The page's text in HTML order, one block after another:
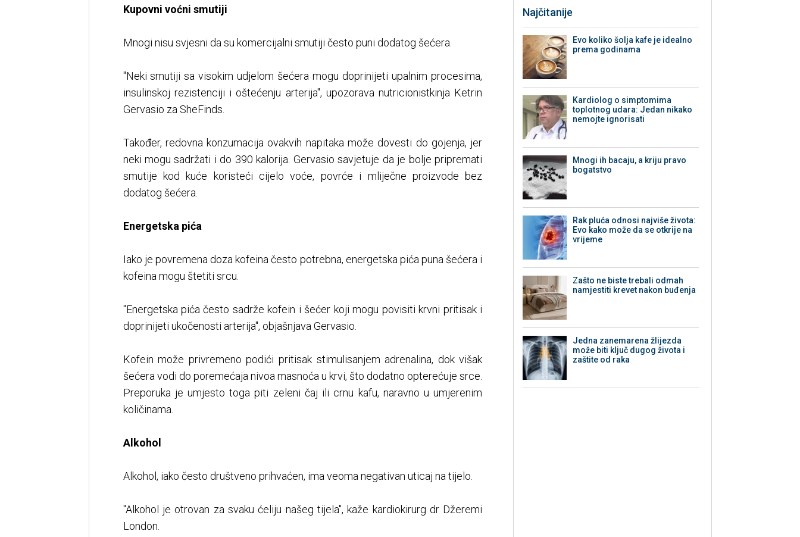
Kupovni voćni smutiji
Mnogi nisu svjesni da su komercijalni smutiji često puni dodatog šećera.
"Neki smutiji sa visokim udjelom šećera mogu doprinijeti upalnim procesima,
insulinskoj rezistenciji i oštećenju arterija", upozorava nutricionistkinja Ketrin
Gervasio za SheFinds.
Također, redovna konzumacija ovakvih napitaka može dovesti do gojenja, jer
neki mogu sadržati i do 390 kalorija. Gervasio savjetuje da je bolje pripremati
smutije kod kuće koristeći cijelo voće, povrće i mliječne proizvode bez
dodatog šećera.
Energetska pića
Iako je povremena doza kofeina često potrebna, energetska pića puna šećera i
kofeina mogu štetiti srcu.
"Energetska pića često sadrže kofein i šećer koji mogu povisiti krvni pritisak i
doprinijeti ukočenosti arterija", objašnjava Gervasio.
Kofein može privremeno podići pritisak stimulisanjem adrenalina, dok višak
šećera vodi do poremećaja nivoa masnoća u krvi, što dodatno opterećuje srce.
Preporuka je umjesto toga piti zeleni čaj ili crnu kafu, naravno u umjerenim
količinama.
Alkohol
Alkohol, iako često društveno prihvaćen, ima veoma negativan uticaj na tijelo.
"Alkohol je otrovan za svaku ćeliju našeg tijela", kaže kardiokirurg dr Džeremi
London.
Najčitanije
Evo koliko šolja kafe je idealno
prema godinama
Kardiolog o simptomima
toplotnog udara: Jedan nikako
nemojte ignorisati
Mnogi ih bacaju, a kriju pravo
bogatstvo
Rak pluća odnosi najviše života:
Evo kako može da se otkrije na
vrijeme
Zašto ne biste trebali odmah
namjestiti krevet nakon buđenja
Jedna zanemarena žlijezda
može biti ključ dugog života i
zaštite od raka